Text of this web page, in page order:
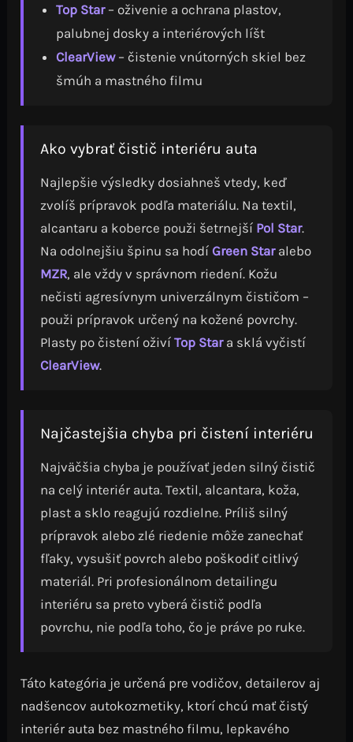
Top Star– oživenie a ochrana plastov,
palubnej dosky a interiérových líšt
ClearView– čistenie vnútorných skiel bez
šmúh a mastného filmu
Ako vybrať čistič interiéru auta
Najlepšie výsledky dosiahneš vtedy, keď
zvolíš prípravok podľa materiálu. Na textil,
alcantaru a koberce použi šetrnejší Pol Star.
Na odolnejšiu špinu sa hodí Green Staralebo
MZR, ale vždy v správnom riedení. Kožu
nečisti agresívnym univerzálnym čističom –
použi prípravok určený na kožené povrchy.
Plasty po čistení oživí Top Stara sklá vyčistí
ClearView.
Najčastejšia chyba pri čistení interiéru
Najväčšia chyba je používať jeden silný čistič
na celý interiér auta. Textil, alcantara, koža,
plast a sklo reagujú rozdielne. Príliš silný
prípravok alebo zlé riedenie môže zanechať
fľaky, vysušiť povrch alebo poškodiť citlivý
materiál. Pri profesionálnom detailingu
interiéru sa preto vyberá čistič podľa
povrchu, nie podľa toho, čo je práve po ruke.
Táto kategória je určená pre vodičov, detailerov aj
nadšencov autokozmetiky, ktorí chcú mať čistý
interiér auta bez mastného filmu, lepkavého